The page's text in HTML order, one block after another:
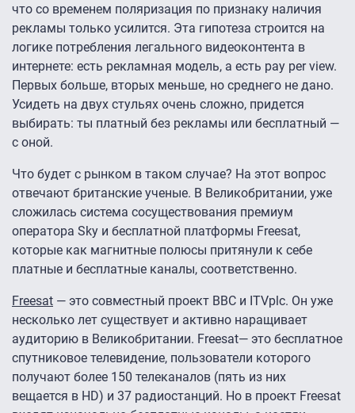
что со временем поляризация по признаку наличия
рекламы только усилится. Эта гипотеза строится на
логике потребления легального видеоконтента в
интернете: есть рекламная модель, а есть pay per view.
Первых больше, вторых меньше, но среднего не дано.
Усидеть на двух стульях очень сложно, придется
выбирать: ты платный без рекламы или бесплатный —
с оной.
Что будет с рынком в таком случае? На этот вопрос
отвечают британские ученые. В Великобритании, уже
сложилась система сосуществования премиум
оператора Sky и бесплатной платформы Freesat,
которые как магнитные полюсы притянули к себе
платные и бесплатные каналы, соответственно.
Freesat — это совместный проект BBC и ITVplc. Он уже
несколько лет существует и активно наращивает
аудиторию в Великобритании. Freesat— это бесплатное
спутниковое телевидение, пользователи которого
получают более 150 телеканалов (пять из них
вещается в HD) и 37 радиостанций. Но в проект Freesat